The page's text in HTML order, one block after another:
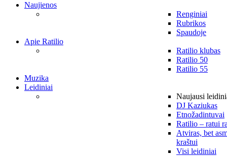
Naujienos
Renginiai
Rubrikos
Spaudoje
Apie Ratilio
Ratilio klubas
Ratilio 50
Ratilio 55
Muzika
Leidiniai
Naujausi
DJ Kaziukas
Etnožadintuvai
Ratilio – ratui
Atviras, bet
kraštui
Visi leidiniai